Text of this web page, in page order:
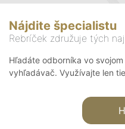
Nájdite špecialistu
Rebríček združuje tých
Hľadáte odborníka vo
vyhľadávač. Využívajte len